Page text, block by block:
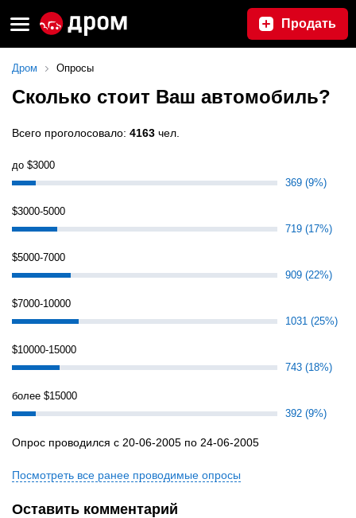
Продать
Дром Опросы
Сколько стоит Ваш автомобиль?
Всего проголосовало: 4163 чел.
до $3000
369 (9%)
$3000-5000
719 (17%)
$5000-7000
909 (22%)
$7000-10000
1031 (25%)
$10000-15000
743 (18%)
более $15000
392 (9%)
Опрос проводился с 20-06-2005 по 24-06-2005
Посмотреть все ранее проводимые опросы
Оставить комментарий